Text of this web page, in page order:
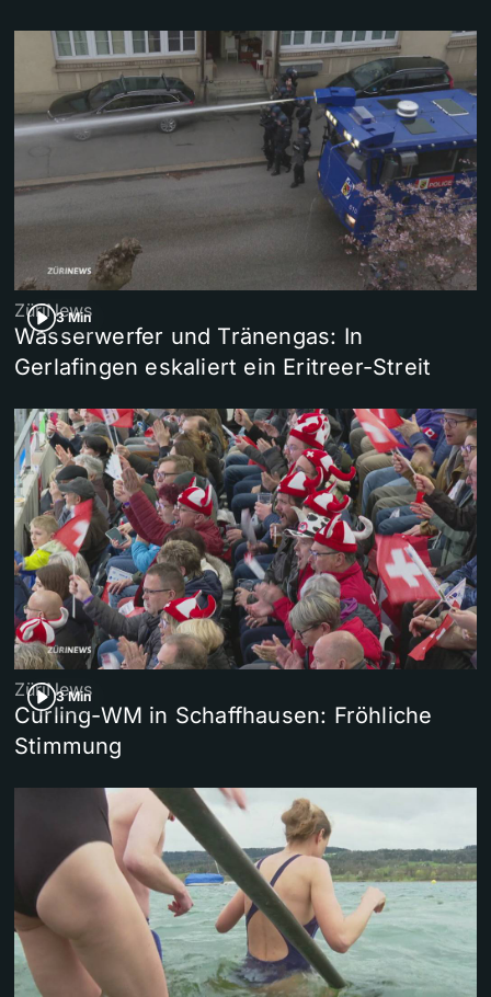
3 Min
ZüriNews
Wasserwerfer und Tränengas: In
Gerlafingen eskaliert ein Eritreer-Streit
3 Min
ZüriNews
Curling-WM in Schaffhausen: Fröhliche
Stimmung